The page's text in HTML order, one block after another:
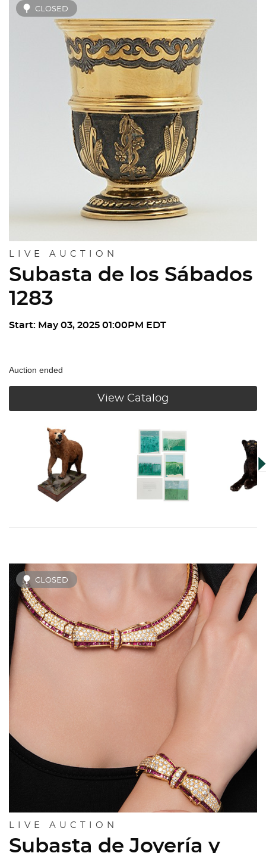
CLOSED
LIVE AUCTION
Subasta de los Sábados
1283
Start: May 03, 2025 01:00PM EDT
Auction ended
View Catalog
CLOSED
LIVE AUCTION
Subasta de Joyería y